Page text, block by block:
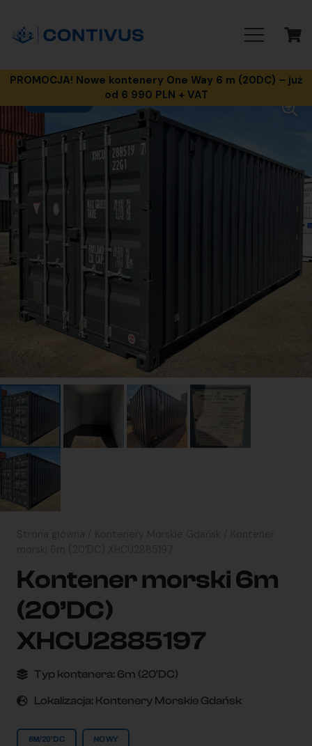
PROMOCJA! Nowe kontenery One Way 6 m (20DC) – już
od 6 990 PLN + VAT
Kontener morski 6m
(20’DC)
XHCU2885197
Typ kontenera: 6m (20'DC)
Lokalizacja: Kontenery Morskie Gdańsk
6M/20'DC NOWY